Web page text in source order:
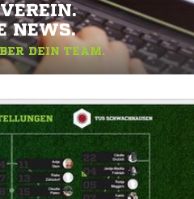
NEWS.
DEIN TEAM.